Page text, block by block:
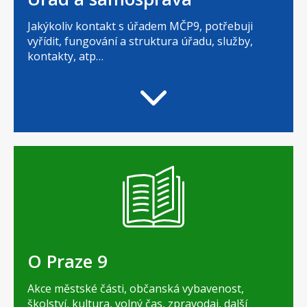
Jakýkoliv kontakt s úřadem MČP9, potřebuji
vyřídit, fungování a struktura úřadu, služby,
kontakty, atp…
O Praze 9
Akce městské části, občanská vybavenost,
školství, kultura, volný čas, zpravodaj, další